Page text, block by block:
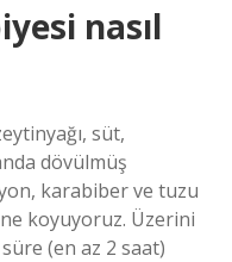
nasıl
süt,
dövülmüş
karabiber ve tuzu
koyuyoruz. Üzerini
(en az 2 saat)